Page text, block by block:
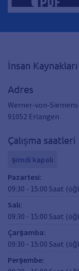
İnsan
Adres
Werner-von-
91052 Erlangen
Çalışma saatleri
şimdi kapalı
Pazartesi:
09:30 - 15:00 Saat
Salı:
09:30 - 15:00 Saat
Çarşamba:
09:30 - 15:00 Saat
Perşembe: